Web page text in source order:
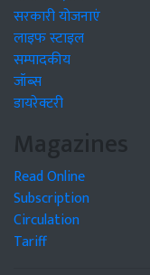
सरकारी योजनाएं
लाइफ स्टाइल
सम्पादकीय
जॉब्स
डायरेक्टरी
Magazines
Read Online
Subscription
Circulation
Tariff